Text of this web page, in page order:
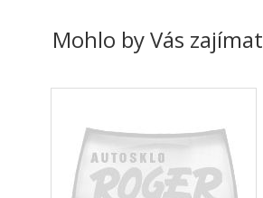
Mohlo by Vás zajímat